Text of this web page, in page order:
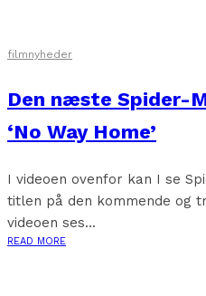
filmnyheder
Den næste Spider-
‘No Way Home’
I videoen ovenfor kan I se
titlen på den kommende og
videoen ses...
READ MORE